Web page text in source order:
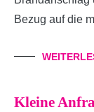
Bezug auf die
Kleine